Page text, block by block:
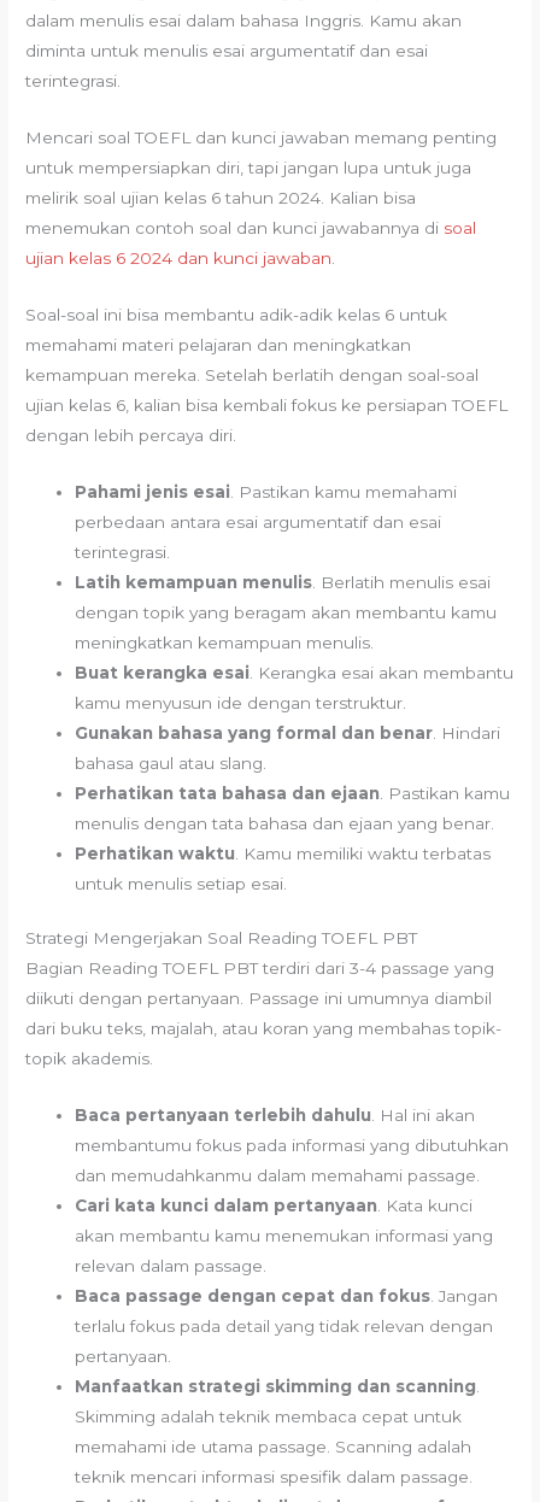
dalam menulis esai dalam bahasa Inggris. Kamu akan
diminta untuk menulis esai argumentatif dan esai
terintegrasi.
Mencari soal TOEFL dan kunci jawaban memang penting
untuk mempersiapkan diri, tapi jangan lupa untuk juga
melirik soal ujian kelas 6 tahun 2024. Kalian bisa
menemukan contoh soal dan kunci jawabannya di soal
ujian kelas 6 2024 dan kunci jawaban
Soal-soal ini bisa membantu adik-adik kelas 6 untuk
memahami materi pelajaran dan meningkatkan
kemampuan mereka. Setelah berlatih dengan soal-soal
ujian kelas 6, kalian bisa kembali fokus ke persiapan TOEFL
dengan lebih percaya diri.
Pahami jenis esai . Pastikan kamu memahami
perbedaan antara esai argumentatif dan esai
terintegrasi.
Latih kemampuan menulis . Berlatih menulis esai
dengan topik yang beragam akan membantu kamu
meningkatkan kemampuan menulis.
Buat kerangka esai . Kerangka esai akan membantu
kamu menyusun ide dengan terstruktur.
Gunakan bahasa yang formal dan benar . Hindari
bahasa gaul atau slang.
Perhatikan tata bahasa dan ejaan . Pastikan kamu
menulis dengan tata bahasa dan ejaan yang benar.
Perhatikan waktu . Kamu memiliki waktu terbatas
untuk menulis setiap esai.
Strategi Mengerjakan Soal Reading TOEFL PBT
Bagian Reading TOEFL PBT terdiri dari 3-4 passage yang
diikuti dengan pertanyaan. Passage ini umumnya diambil
dari buku teks, majalah, atau koran yang membahas topik-
topik akademis.
Baca pertanyaan terlebih dahulu . Hal ini akan
membantumu fokus pada informasi yang dibutuhkan
dan memudahkanmu dalam memahami passage.
Cari kata kunci dalam pertanyaan . Kata kunci
akan membantu kamu menemukan informasi yang
relevan dalam passage.
Baca passage dengan cepat dan fokus . Jangan
terlalu fokus pada detail yang tidak relevan dengan
pertanyaan.
Manfaatkan strategi skimming dan scanning
Skimming adalah teknik membaca cepat untuk
memahami ide utama passage. Scanning adalah
teknik mencari informasi spesifik dalam passage.